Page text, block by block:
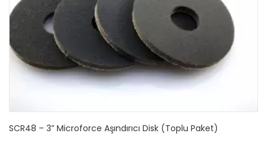
SCR48 – 3” Microforce Aşındırıcı Disk (Toplu Paket)